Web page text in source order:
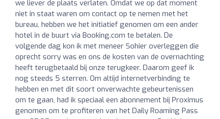
we liever de plaats verlaten. Omdat we op dat moment
niet in staat waren om contact op te nemen met het
bureau, hebben we het initiatief genomen om een ander
hotel in de buurt via Booking.com te betalen. De
volgende dag kon ik met meneer Sohier overleggen die
oprecht sorry was en ons de kosten van de overnachting
heeft terugbetaald bij onze terugkeer. Daarom geef ik
nog steeds 5 sterren. Om altijd internetverbinding te
hebben en met dit soort onverwachte gebeurtenissen
om te gaan, had ik speciaal een abonnement bij Proximus
genomen om te profiteren van het Daily Roaming Pass